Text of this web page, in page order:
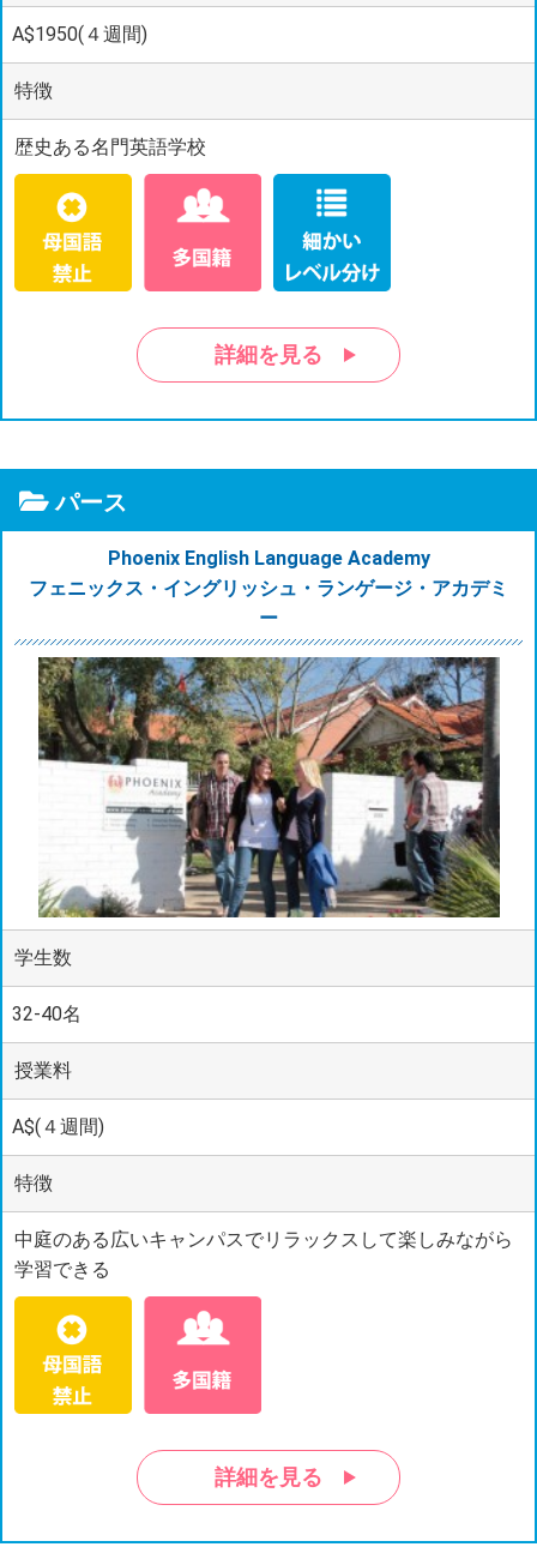
A$1950(４週間)
特徴
歴史ある名門英語学校
詳細を見る
パース
Phoenix English Language Academy
フェニックス・イングリッシュ・ランゲージ・アカデミ
ー
学生数
32-40名
授業料
A$(４週間)
特徴
中庭のある広いキャンパスでリラックスして楽しみながら
学習できる
詳細を見る